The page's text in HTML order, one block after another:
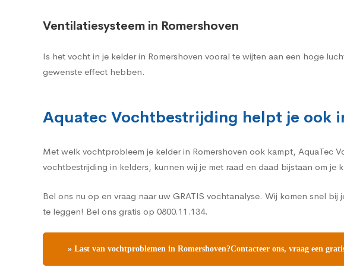
Ventilatiesysteem in Romershoven
Is het vocht in je kelder in Romershoven vooral te wijten aan een hoge
gewenste effect hebben.
Aquatec Vochtbestrijding helpt je ook
Met welk vochtprobleem je kelder in Romershoven ook kampt, AquaTec
vochtbestrijding in kelders, kunnen wij je met raad en daad bijstaan om je
Bel ons nu op en vraag naar uw GRATIS vochtanalyse. Wij komen snel
te leggen! Bel ons gratis op 0800.11.134.
» Last van vochtproblemen in Romershoven?Contacteer ons, vraag een